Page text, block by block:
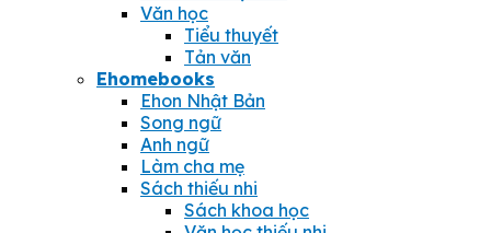
Văn học
Tiểu thuyết
Tản văn
Ehomebooks
Ehon Nhật Bản
Song ngữ
Anh ngữ
Làm cha mẹ
Sách thiếu nhi
Sách khoa học